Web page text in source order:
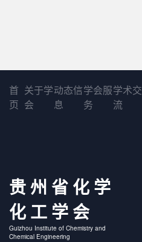
首
页
关于学
会
动态信
息
学会服
务
学术交
流
贵州省化学
化工学会
Guizhou Institute of Chemistry and
Chemical Engineering